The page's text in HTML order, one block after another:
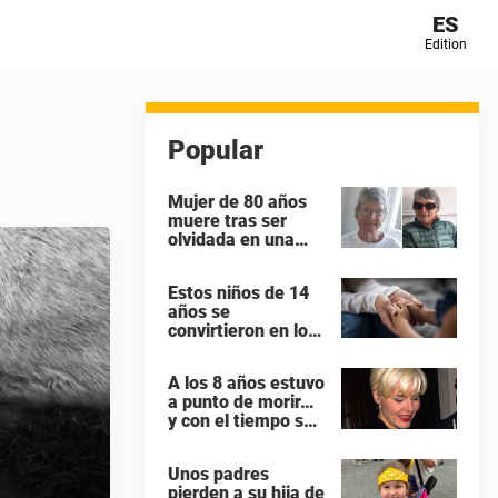
ES
Edition
Popular
Mujer de 80 años
muere tras ser
olvidada en una
viajaba
Estos niños de 14
años se
convirtieron en los
A los 8 años estuvo
a punto de morir…
y con el tiempo se
poderosas de
Unos padres
pierden a su hija de